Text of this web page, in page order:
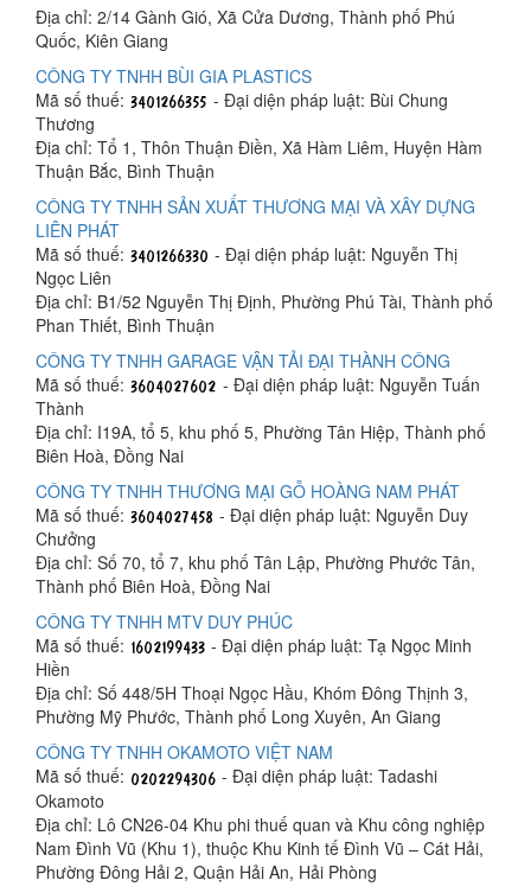
Địa chỉ: 2/14 Gành Gió, Xã Cửa Dương, Thành phố Phú
Quốc, Kiên Giang
CÔNG TY TNHH BÙI GIA PLASTICS
Mã số thuế:
- Đại diện pháp luật: Bùi Chung
Thương
Địa chỉ: Tổ 1, Thôn Thuận Điền, Xã Hàm Liêm, Huyện Hàm
Thuận Bắc, Bình Thuận
CÔNG TY TNHH SẢN XUẤT THƯƠNG MẠI VÀ XÂY DỰNG
LIÊN PHÁT
Mã số thuế:
- Đại diện pháp luật: Nguyễn Thị
Ngọc Liên
Địa chỉ: B1/52 Nguyễn Thị Định, Phường Phú Tài, Thành phố
Phan Thiết, Bình Thuận
CÔNG TY TNHH GARAGE VẬN TẢI ĐẠI THÀNH CÔNG
Mã số thuế:
- Đại diện pháp luật: Nguyễn Tuấn
Thành
Địa chỉ: I19A, tổ 5, khu phố 5, Phường Tân Hiệp, Thành phố
Biên Hoà, Đồng Nai
CÔNG TY TNHH THƯƠNG MẠI GỖ HOÀNG NAM PHÁT
Mã số thuế:
- Đại diện pháp luật: Nguyễn Duy
Chưởng
Địa chỉ: Số 70, tổ 7, khu phố Tân Lập, Phường Phước Tân,
Thành phố Biên Hoà, Đồng Nai
CÔNG TY TNHH MTV DUY PHÚC
Mã số thuế:
- Đại diện pháp luật: Tạ Ngọc Minh
Hiền
Địa chỉ: Số 448/5H Thoại Ngọc Hầu, Khóm Đông Thịnh 3,
Phường Mỹ Phước, Thành phố Long Xuyên, An Giang
CÔNG TY TNHH OKAMOTO VIỆT NAM
Mã số thuế:
- Đại diện pháp luật: Tadashi
Okamoto
Địa chỉ: Lô CN26-04 Khu phi thuế quan và Khu công nghiệp
Nam Đình Vũ (Khu 1), thuộc Khu Kinh tế Đình Vũ – Cát Hải,
Phường Đông Hải 2, Quận Hải An, Hải Phòng